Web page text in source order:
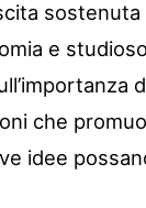
e
che
idee